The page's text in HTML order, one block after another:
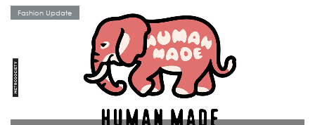
Fashion Update